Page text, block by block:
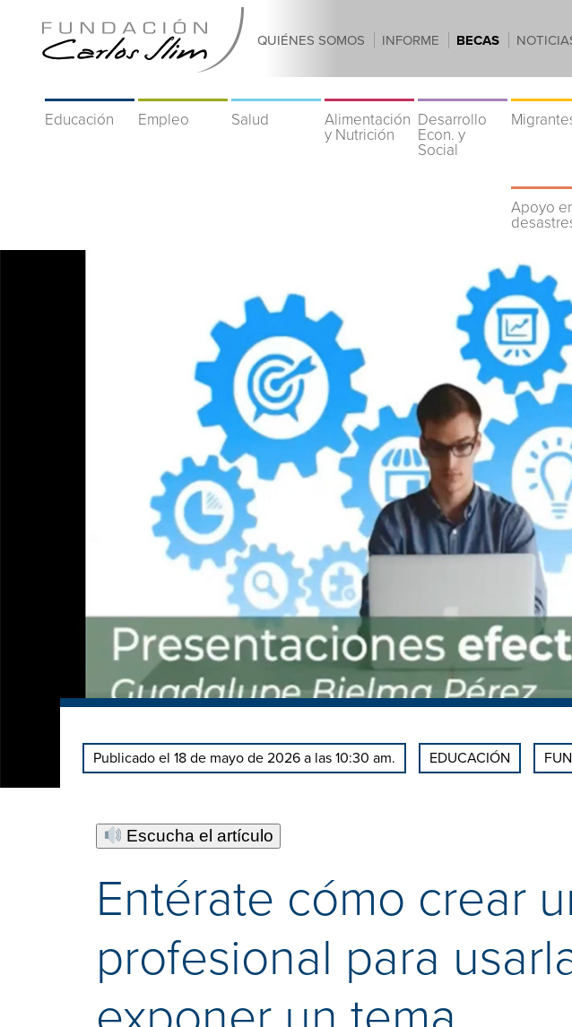
QUIÉNES SOMOS INFORME BECAS
Educación Empleo Salud
Alimentación
y Nutrición
Desarrollo
Econ. y
Social
Apoyo
Publicado el 18 de mayo de 2026 a las 10:30 am. EDUCACIÓN
Escucha el artículo
Entérate cómo crear
profesional para